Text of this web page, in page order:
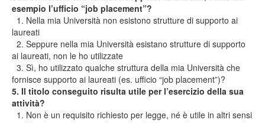
esempio l’ufficio “job placement”?
1. Nella mia Università non esistono strutture di supporto ai
laureati
2. Seppure nella mia Università esistano strutture di supporto
ai laureati, non le ho utilizzate
3. Sì, ho utilizzato qualche struttura della mia Università che
fornisce supporto ai laureati (es. ufficio “job placement”)?
5. Il titolo conseguito risulta utile per l’esercizio della sua
attività?
1. Non è un requisito richiesto per legge, né è utile in altri sensi